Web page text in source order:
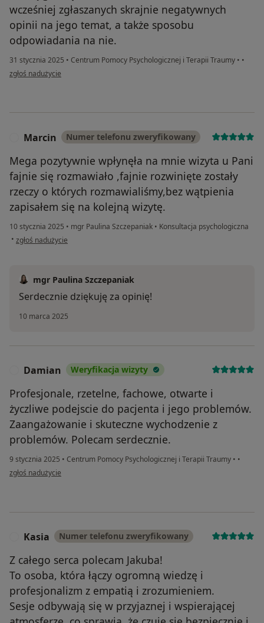
wcześniej zgłaszanych skrajnie negatywnych
opinii na jego temat, a także sposobu
odpowiadania na nie.
31 stycznia 2025 • Centrum Pomocy Psychologicznej i Terapii Traumy • •
w opinii użytkownika K.
zgłoś nadużycie
Marcin Numer telefonu zweryfikowany
Mega pozytywnie wpłynęła na mnie wizyta u Pani
fajnie się rozmawiało ,fajnie rozwinięte zostały
rzeczy o których rozmawialiśmy,bez wątpienia
zapisałem się na kolejną wizytę.
10 stycznia 2025 • mgr Paulina Szczepaniak • Konsultacja psychologiczna
• w opinii użytkownika Marcin
zgłoś nadużycie
mgr Paulina Szczepaniak
Serdecznie dziękuję za opinię!
10 marca 2025
Damian Weryfikacja wizyty
Profesjonale, rzetelne, fachowe, otwarte i
życzliwe podejscie do pacjenta i jego problemów.
Zaangażowanie i skuteczne wychodzenie z
problemów. Polecam serdecznie.
9 stycznia 2025 • Centrum Pomocy Psychologicznej i Terapii Traumy • •
w opinii użytkownika Damian
zgłoś nadużycie
Kasia Numer telefonu zweryfikowany
Z całego serca polecam Jakuba!
To osoba, która łączy ogromną wiedzę i
profesjonalizm z empatią i zrozumieniem.
Sesje odbywają się w przyjaznej i wspierającej